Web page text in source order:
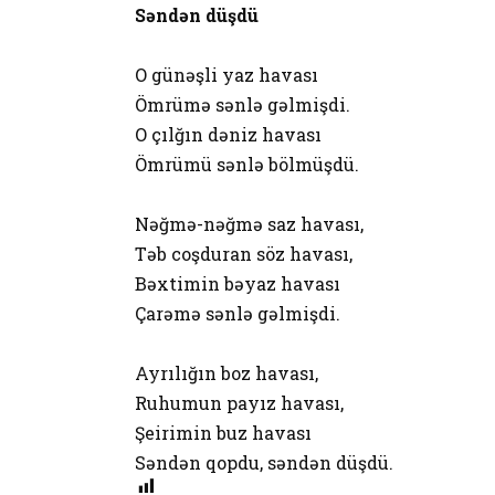
Səndən düşdü
O günəşli yaz havası
Ömrümə sənlə gəlmişdi.
O çılğın dəniz havası
Ömrümü sənlə bölmüşdü.
Nəğmə-nəğmə saz havası,
Təb coşduran söz havası,
Bəxtimin bəyaz havası
Çarəmə sənlə gəlmişdi.
Ayrılığın boz havası,
Ruhumun payız havası,
Şeirimin buz havası
Səndən qopdu, səndən düşdü.